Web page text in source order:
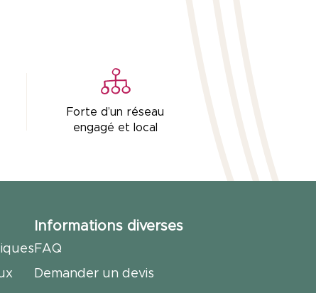
Forte d’un réseau
engagé et local
Informations diverses
FAQ
Demander un devis